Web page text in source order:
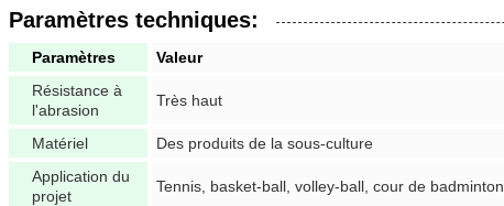
Paramètres techniques:
Paramètres
Valeur
Résistance à
l'abrasion
Très haut
Matériel
Des produits de la sous-culture
Application du
projet
Tennis, basket-ball, volley-ball, cour de badminton